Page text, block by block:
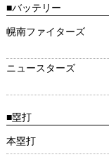
■バッテリー
幌南ファイターズ
ニュースターズ
■塁打
本塁打